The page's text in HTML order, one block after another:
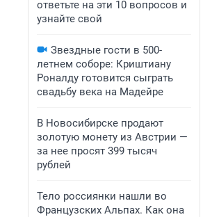
ответьте на эти 10 вопросов и
узнайте свой
Звездные гости в 500-
летнем соборе: Криштиану
Роналду готовится сыграть
свадьбу века на Мадейре
В Новосибирске продают
золотую монету из Австрии —
за нее просят 399 тысяч
рублей
Тело россиянки нашли во
Французских Альпах. Как она